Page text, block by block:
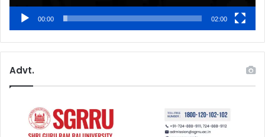
00:00 02:00
Advt.